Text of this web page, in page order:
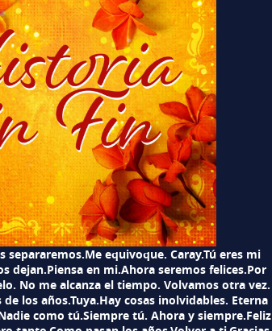
equivoque. Caray.Tú eres mi
dejan.Piensa en mi.Ahora seremos felices.Por
No me alcanza el tiempo. Volvamos otra vez.
los años.Tuya.Hay cosas inolvidables. Eterna
como tú.Siempre tú. Ahora y siempre.Feliz